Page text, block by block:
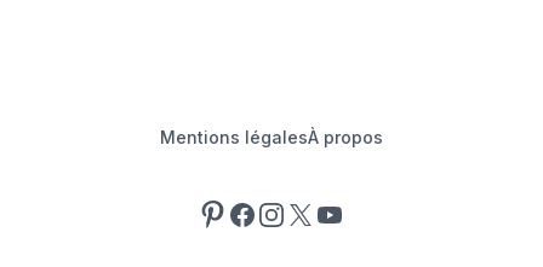
Mentions légalesÀ propos
Pinterest
Facebook
Instagram
X YouTube